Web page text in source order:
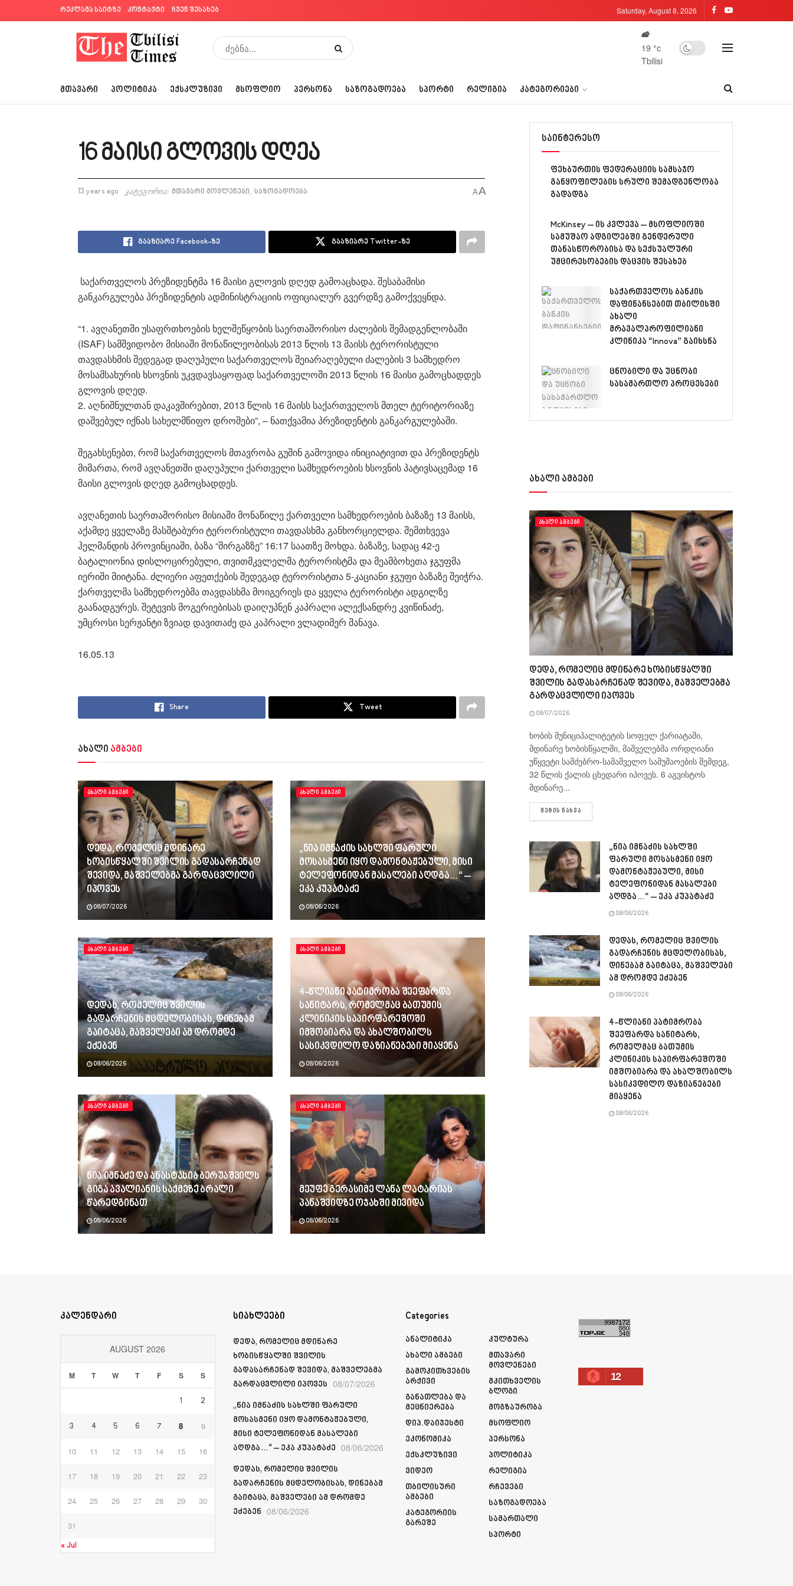
რეკლამა საიტზე კონტაქტი ჩვენ შესახებ Saturday, August 8, 2026
19 °c
Tbilisi
ᲛᲗᲐᲕᲐᲠᲘ ᲞᲝᲚᲘᲢᲘᲙᲐ ᲔᲥᲡᲙᲚᲣᲖᲘᲕᲘ ᲛᲡᲝᲤᲚᲘᲝ ᲞᲔᲠᲡᲝᲜᲐ ᲡᲐᲖᲝᲒᲐᲓᲝᲔᲑᲐ ᲡᲞᲝᲠᲢᲘ ᲠᲔᲚᲘᲒᲘᲐ ᲙᲐᲢᲔᲒᲝᲠᲘᲔᲑᲘ
16 მაისი გლოვის დღეა
13 years ago კატეგორია: მთავარი მოვლენები, საზოგადოება AA
გააზიარე Facebook-ზე გააზიარე Twitter-ზე
საქართველოს პრეზიდენტმა 16 მაისი გლოვის დღედ გამოაცხადა. შესაბამისი
განკარგულება პრეზიდენტის ადმინისტრაციის ოფიციალურ გვერდზე გამოქვეყნდა.
“1. ავღანეთში უსაფრთხოების ხელშეწყობის საერთაშორისო ძალების შემადგენლობაში
(ISAF) სამშვიდობო მისიაში მონაწილეობისას 2013 წლის 13 მაისს ტერორისტული
თავდასხმის შედეგად დაღუპული საქართველოს შეიარაღებული ძალების 3 სამხედრო
მოსამსახურის ხსოვნის უკვდავსაყოფად საქართველოში 2013 წლის 16 მაისი გამოცხადდეს
გლოვის დღედ.
2. აღნიშნულთან დაკავშირებით, 2013 წლის 16 მაისს საქართველოს მთელ ტერიტორიაზე
დაშვებულ იქნას სახელმწიფო დროშები”, – ნათქვამია პრეზიდენტის განკარგულებაში.
შეგახსენებთ, რომ საქართველოს მთავრობა გუშინ გამოვიდა ინიციატივით და პრეზიდენტს
მიმართა, რომ ავღანეთში დაღუპული ქართველი სამხედროების ხსოვნის პატივსაცემად 16
მაისი გლოვის დღედ გამოცხადდეს.
ავღანეთის საერთაშორისო მისიაში მონაწილე ქართველი სამხედროების ბაზაზე 13 მაისს,
აქამდე ყველაზე მასშტაბური ტერორისტული თავდასხმა განხორციელდა. შემთხვევა
ჰელმანდის პროვინციაში, ბაზა “შირგაზზე” 16:17 საათზე მოხდა. ბაზაზე, სადაც 42-ე
ბატალიონია დისლოცირებული, თვითმკვლელმა ტერორისტმა და მეამბოხეთა ჯგუფმა
იერიში მიიტანა. ძლიერი აფეთქების შედეგად ტერორისტთა 5-კაციანი ჯგუფი ბაზაზე შეიჭრა.
ქართველმა სამხედროებმა თავდასხმა მოიგერიეს და ყველა ტერორისტი ადგილზე
გაანადგურეს. შეტევის მოგერიებისას დაიღუპნენ კაპრალი ალექსანდრე კვიწინაძე,
უმცროსი სერჟანტი ზვიად დავითაძე და კაპრალი ვლადიმერ შანავა.
16.05.13
Share Tweet
ახალი ამბები
ᲐᲮᲐᲚᲘ ᲐᲛᲑᲔᲑᲘ
დედა, რომელიც მდინარე
ხობისწყალში შვილის გადასარჩენად
შევიდა, მაშველებმა გარდაცვლილი
იპოვეს
08/07/2026
ᲐᲮᲐᲚᲘ ᲐᲛᲑᲔᲑᲘ
„ნია იმნაძის სახლში ფარული
მოსასმენი იყო დამონტაჟებული, მისი
ტელეფონიდან მასალები აღდგა…“ –
ეკა კუპატაძე
08/06/2026
ᲐᲮᲐᲚᲘ ᲐᲛᲑᲔᲑᲘ
დედას, რომელიც შვილის
გადარჩენის მცდელობისას, დინებამ
გაიტაცა, მაშველები ამ დრომდე
ეძებენ
08/06/2026
ᲐᲮᲐᲚᲘ ᲐᲛᲑᲔᲑᲘ
4-წლიანი პატიმრობა შეეფარდა
სანიტარს, რომელმაც ბათუმის
კლინიკის საპირფარეშოში
იმშობიარა და ახალშობილს
სასიკვდილო დაზიანებები მიაყენა
08/06/2026
ᲐᲮᲐᲚᲘ ᲐᲛᲑᲔᲑᲘ
ნია იმნაძე და ანასტასია ბერუაშვილს
გიგა ავალიანის საქმეზე ბრალი
წარედგინათ
08/06/2026
ᲐᲮᲐᲚᲘ ᲐᲛᲑᲔᲑᲘ
მეუფე გერასიმე ლანა ლატარიას
პანაშვიდზე ოჯახში მივიდა
08/06/2026
საინტერესო
ფეხბურთის ფედერაციის სამსაჯო
განყოფილების სრული შემადგენლობა
გადადგა
McKinsey – ის კვლევა – მსოფლიოში
სამუშაო ადგილებში გენდერული
თანასწორობისა და სექსუალური
უმცირესობების დაცვის შესახებ
საქართველოს ბანკის
დაფინანსებით თბილისში
ახალი
მრავალპროფილიანი
კლინიკა “Innova” გაიხსნა
ცნობილი და უცნობი
სასამართლო პროცესები
ახალი ამბები
ᲐᲮᲐᲚᲘ ᲐᲛᲑᲔᲑᲘ
დედა, რომელიც მდინარე ხობისწყალში
შვილის გადასარჩენად შევიდა, მაშველებმა
გარდაცვლილი იპოვეს
08/07/2026
ხობის მუნიციპალიტეტის სოფელ ქარიატაში,
მდინარე ხობისწყალში, მაშველებმა ორდღიანი
უწყვეტი სამძებრო-სამაშველო სამუშაოების შემდეგ,
32 წლის ქალის ცხედარი იპოვეს. 6 აგვისტოს
მდინარე...
ᲛᲔᲢᲘᲡ ᲜᲐᲮᲕᲐ
„ნია იმნაძის სახლში
ფარული მოსასმენი იყო
დამონტაჟებული, მისი
ტელეფონიდან მასალები
აღდგა…“ – ეკა კუპატაძე
08/06/2026
დედას, რომელიც შვილის
გადარჩენის მცდელობისას,
დინებამ გაიტაცა, მაშველები
ამ დრომდე ეძებენ
08/06/2026
4-წლიანი პატიმრობა
შეეფარდა სანიტარს,
რომელმაც ბათუმის
კლინიკის საპირფარეშოში
იმშობიარა და ახალშობილს
სასიკვდილო დაზიანებები
მიაყენა
08/06/2026
კალენდარი
AUGUST 2026
M T W T F S S
1 2
3 4 5 6 7 8 9
10 11 12 13 14 15 16
17 18 19 20 21 22 23
24 25 26 27 28 29 30
31
« Jul
სიახლეები
დედა, რომელიც მდინარე
ხობისწყალში შვილის
გადასარჩენად შევიდა, მაშველებმა
გარდაცვლილი იპოვეს 08/07/2026
„ნია იმნაძის სახლში ფარული
მოსასმენი იყო დამონტაჟებული,
მისი ტელეფონიდან მასალები
აღდგა…“ – ეკა კუპატაძე 08/06/2026
დედას, რომელიც შვილის
გადარჩენის მცდელობისას, დინებამ
გაიტაცა, მაშველები ამ დრომდე
ეძებენ 08/06/2026
Categories
Ანალიტიკა
Ახალი Ამბები
Გამოკითხვების
Არქივი
Განათლება Და
Მეცნიერება
Დიპ.დაიჯესტი
Ეკონომიკა
Ექსკლუზივი
Ვიდეო
Თბილისური
Ამბები
Კატეგორიის
Გარეშე
Კულტურა
Მთავარი
Მოვლენები
Მკითხველის
Ბლოგი
Მოგზაურობა
Მსოფლიო
Პერსონა
Პოლიტიკა
Რელიგია
Რჩევები
Საზოგადოება
Სამართალი
Სპორტი
12